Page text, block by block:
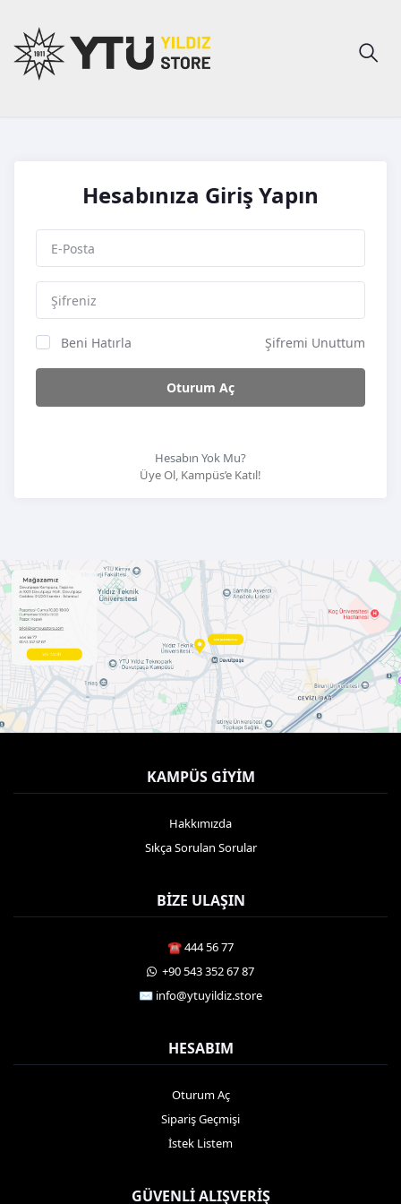
Hesabınıza Giriş Yapın
Beni Hatırla Şifremi Unuttum
Oturum Aç
Hesabın Yok Mu?
Üye Ol, Kampüs’e Katıl!
KAMPÜS GIYIM
Hakkımızda
Sıkça Sorulan Sorular
BIZE ULAŞIN
☎️ 444 56 77
️ +90 543 352 67 87
✉️ info@ytuyildiz.store
HESABIM
Oturum Aç
Sipariş Geçmişi
İstek Listem
GÜVENLI ALIŞVERIŞ